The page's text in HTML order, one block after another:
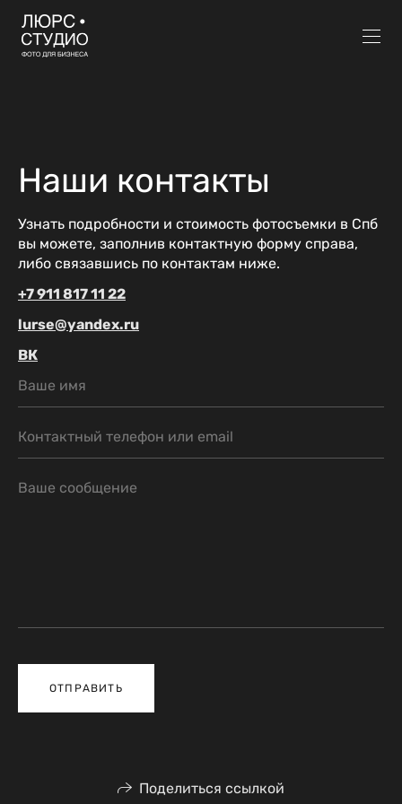
Наши контакты
Узнать подробности и стоимость фотосъемки в Спб
вы можете, заполнив контактную форму справа,
либо связавшись по контактам ниже.
+7 911 817 11 22
lurse@yandex.ru
ВК
ОТПРАВИТЬ
Поделиться ссылкой